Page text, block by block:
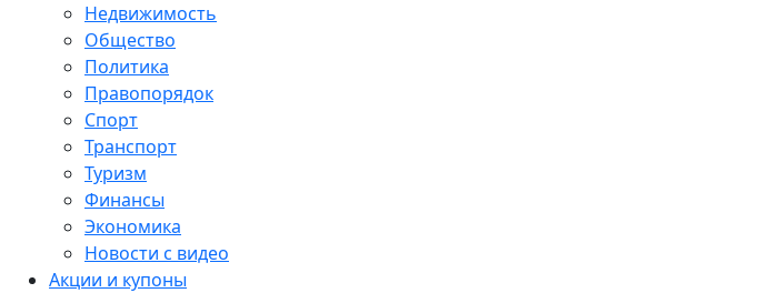
Недвижимость
Общество
Политика
Правопорядок
Спорт
Транспорт
Туризм
Финансы
Экономика
Новости с видео
Акции и купоны